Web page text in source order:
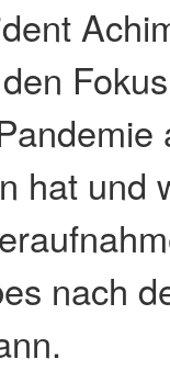
hat und
nach